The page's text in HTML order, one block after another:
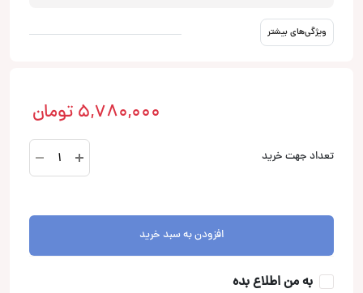
ویژگی‌های بیشتر
5,780,000 تومان
تعداد جهت خرید
MP1/0
BL.2
افزودن به سبد خرید
به من اطلاع بده